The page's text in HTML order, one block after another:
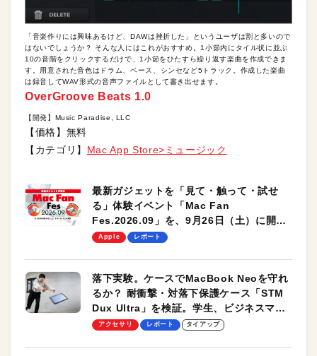
「音楽作りには興味あるけど、DAWは挫折した」というユーザは割と多いので
はないでしょうか？ そんな人にはこれがおすすめ。1小節内にタイル状に並ぶ
10の音階をクリックするだけで、1小節をひたすら繰り返す楽曲を作成できま
す。用意された音色はドラム、ベース、シンセなど5トラック。作成した楽曲
は録音してWAV形式の音声ファイルとして書き出せます。
OverGroove Beats 1.0
【開発】Music Paradise, LLC
【価格】無料
【カテゴリ】 Mac App Store>ミュージック
最新ガジェットを「見て・触って・試せ
る」体験イベント「Mac Fan
Fes.2026.09」を、9月26日（土）に開催
します！
Apple レポート
落下実験。ケースでMacBook Neoを守れ
るか？ 耐衝撃・対落下保護ケース「STM
Dux Ultra」を検証。学生、ビジネスマン
のモバイルユースに最適！
アクセサリ レポート タイアップ